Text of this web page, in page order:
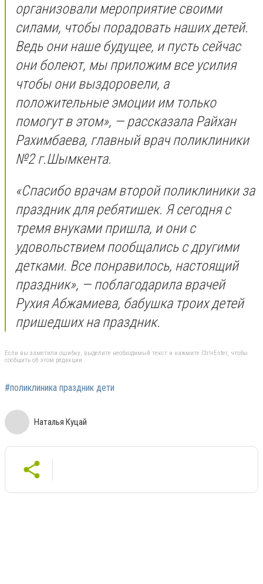
организовали мероприятие своими
силами, чтобы порадовать наших детей.
Ведь они наше будущее, и пусть сейчас
они болеют, мы приложим все усилия
чтобы они выздоровели, а
положительные эмоции им только
помогут в этом», — рассказала Райхан
Рахимбаева, главный врач поликлиники
№2 г.Шымкента.
«Спасибо врачам второй поликлиники за
праздник для ребятишек. Я сегодня с
тремя внуками пришла, и они с
удовольствием пообщались с другими
детками. Все понравилось, настоящий
праздник», — поблагодарила врачей
Рухия Абжамиева, бабушка троих детей
пришедших на праздник.
Если вы заметили ошибку, выделите необходимый текст и нажмите Ctrl+Enter, чтобы
сообщить об этом редакции
#поликлиника праздник дети
Наталья Куцай